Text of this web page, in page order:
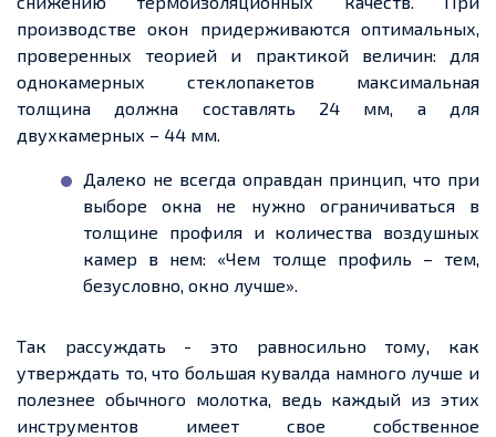
производстве окон придерживаются оптимальных,
проверенных теорией и практикой величин: для
однокамерных стеклопакетов максимальная
толщина должна составлять 24 мм, а для
двухкамерных – 44 мм.
Далеко не всегда оправдан принцип, что при
выборе окна не нужно ограничиваться в
толщине профиля и количества воздушных
камер в нем: «Чем толще профиль – тем,
безусловно, окно лучше».
Так рассуждать - это равносильно тому, как
утверждать то, что большая кувалда намного лучше и
полезнее обычного молотка, ведь каждый из этих
инструментов имеет свое собственное